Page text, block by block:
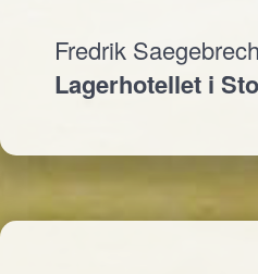
Fredrik
Lagerhotellet i